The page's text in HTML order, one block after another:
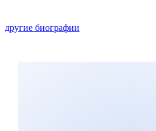
другие биографии